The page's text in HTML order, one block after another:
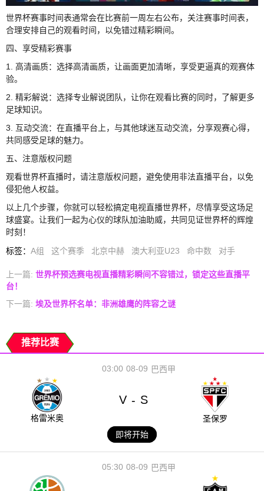
世界杯赛事时间表通常会在比赛前一周左右公布，关注赛事时间表，
合理安排自己的观看时间，以免错过精彩瞬间。
四、享受精彩赛事
1. 高清画质：选择高清画质，让画面更加清晰，享受更逼真的观赛体
验。
2. 精彩解说：选择专业解说团队，让你在观看比赛的同时，了解更多
足球知识。
3. 互动交流：在直播平台上，与其他球迷互动交流，分享观赛心得，
共同感受足球的魅力。
五、注意版权问题
观看世界杯直播时，请注意版权问题，避免使用非法直播平台，以免
侵犯他人权益。
以上几个步骤，你就可以轻松搞定电视直播世界杯，尽情享受这场足
球盛宴。让我们一起为心仪的球队加油助威，共同见证世界杯的辉煌
时刻！
标签： A组 这个赛季 北京中赫 澳大利亚U23 命中数 对手
上一篇: 世界杯预选赛电视直播精彩瞬间不容错过，锁定这些直播平
台！
下一篇: 埃及世界杯名单：非洲雄鹰的阵容之谜
推荐比赛
08-09
03:00 巴西甲
格雷米奥
V - S
圣保罗
即将开始
08-09
05:30 巴西甲